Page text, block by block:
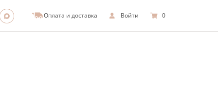
Оплата и доставка Войти 0